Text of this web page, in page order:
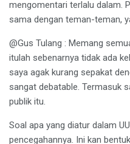
mengomentari terlalu dalam.
sama dengan teman-teman,
@Gus Tulang : Memang
itulah sebenarnya tidak ada
saya agak kurang sepakat
sangat debatable. Termasuk
publik itu.
Soal apa yang diatur dalam
pencegahannya. Ini kan